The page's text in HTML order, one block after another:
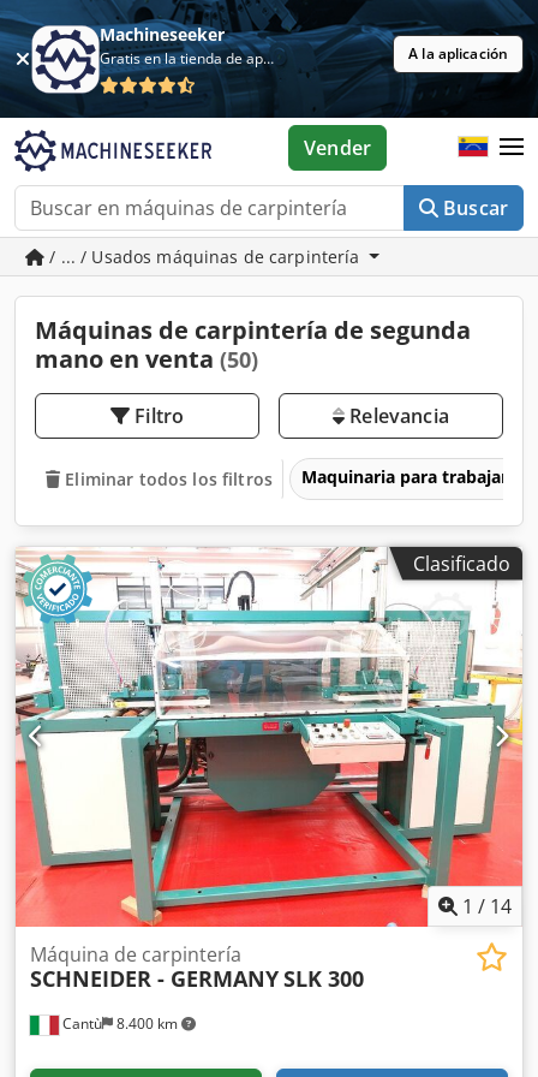
Machineseeker
Gratis en la tienda de aplicaciones A la aplicación
Buscar
Vender
/ ... / Usados máquinas de carpintería
Máquinas de carpintería de segunda
mano en venta (50)
Filtro Relevancia
Eliminar todos los filtros Maquinaria para trabajar la
Clasificado
1 / 14
Cantù 8.400 km
Máquina de carpintería
SCHNEIDER - GERMANYSLK 300